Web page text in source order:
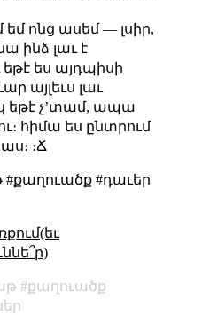
ոնց ասեմ — լսիր,
ինձ լաւ է
եթէ ես այդպիսի
այլեւս լաւ
եթէ չʼտամ, ապա
հիմա ես ընտրում
։Ճ
#քաղուածք #դաւեր
քաղուածք